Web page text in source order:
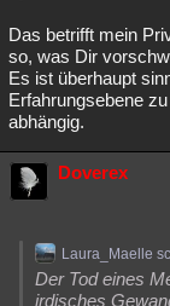
Das betrifft mein
so, was Dir
Es ist überhaupt
Erfahrungsebene
abhängig.
Doverex
Laura_Maelle
Der Tod eines
irdisches